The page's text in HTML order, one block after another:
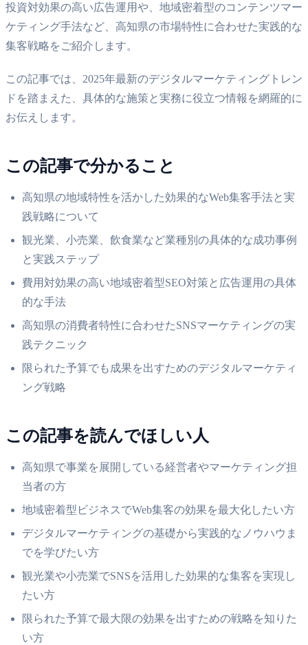
投資対効果の高い広告運用や、地域密着型のコンテンツマー
ケティング手法など、高知県の市場特性に合わせた実践的な
集客戦略をご紹介します。
この記事では、2025年最新のデジタルマーケティングトレン
ドを踏まえた、具体的な施策と実務に役立つ情報を網羅的に
お伝えします。
この記事で分かること
高知県の地域特性を活かした効果的なWeb集客手法と実
践戦略について
観光業、小売業、飲食業など業種別の具体的な成功事例
と実践ステップ
費用対効果の高い地域密着型SEO対策と広告運用の具体
的な手法
高知県の消費者特性に合わせたSNSマーケティングの実
践テクニック
限られた予算でも成果を出すためのデジタルマーケティ
ング戦略
この記事を読んでほしい人
高知県で事業を展開している経営者やマーケティング担
当者の方
地域密着型ビジネスでWeb集客の効果を最大化したい方
デジタルマーケティングの基礎から実践的なノウハウま
でを学びたい方
観光業や小売業でSNSを活用した効果的な集客を実現し
たい方
限られた予算で最大限の効果を出すための戦略を知りた
い方